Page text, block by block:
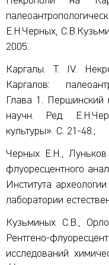
Е.Н.Черных,
2005.
Каргалы. Т. IV.
Каргалов:
Глава 1.
научн. Ред.
культуры». С. 21-48.;
Черных Е.Н.,
флуоресцентного
Института
лаборатории
Кузьминых С.В.,
Рентгено-
исследований